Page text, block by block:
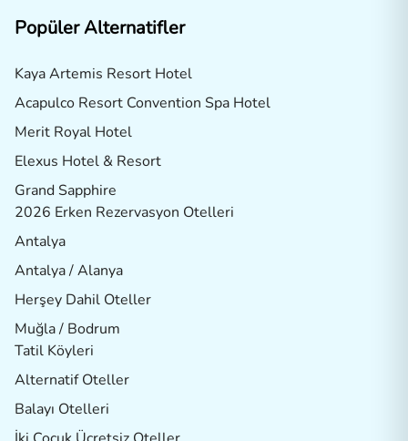
Popüler Alternatifler
Kaya Artemis Resort Hotel
Acapulco Resort Convention Spa Hotel
Merit Royal Hotel
Elexus Hotel & Resort
Grand Sapphire
2026 Erken Rezervasyon Otelleri
Antalya
Antalya / Alanya
Herşey Dahil Oteller
Muğla / Bodrum
Tatil Köyleri
Alternatif Oteller
Balayı Otelleri